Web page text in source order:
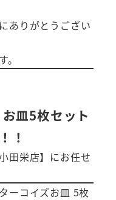
ありがとうござい
皿5枚セット
！
田栄店】にお任せ
ーコイズお皿 5枚